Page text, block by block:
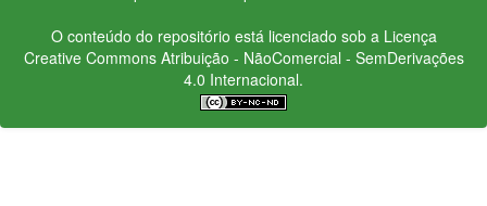
O conteúdo do repositório está licenciado sob a Licença
Creative CommonsAtribuição - NãoComercial - SemDerivações
4.0 Internacional.